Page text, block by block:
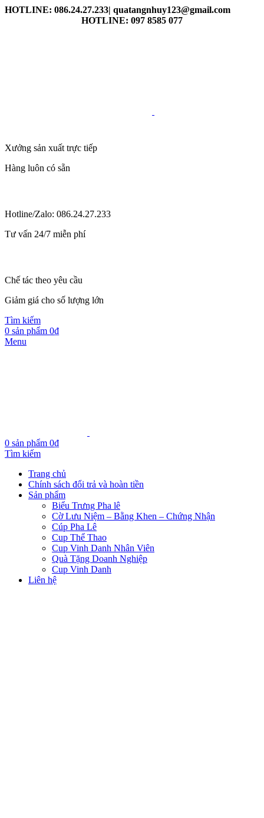
HOTLINE: 086.24.27.233| quatangnhuy123@gmail.com
HOTLINE: 097 8585 077
Xưởng sản xuất trực tiếp
Hàng luôn có sẵn
Hotline/Zalo: 086.24.27.233
Tư vấn 24/7 miễn phí
Chế tác theo yêu cầu
Giảm giá cho số lượng lớn
Tìm kiếm
0 sản phẩm 0₫
Menu
0 sản phẩm 0₫
Tìm kiếm
Trang chủ
Chính sách đổi trả và hoàn tiền
Sản phẩm
Biểu Trưng Pha lê
Cờ Lưu Niệm – Bằng Khen – Chứng Nhận
Cúp Pha Lê
Cup Thể Thao
Cup Vinh Danh Nhân Viên
Quà Tặng Doanh Nghiệp
Cup Vinh Danh
Liên hệ